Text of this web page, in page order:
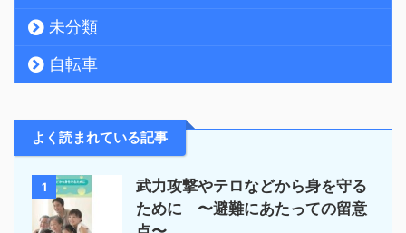
未分類
自転車
よく読まれている記事
1
武力攻撃やテロなどから身を守る
ために 〜避難にあたっての留意